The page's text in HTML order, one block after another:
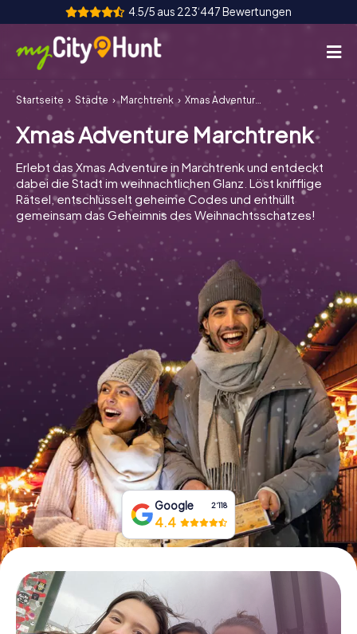
4.5/5 aus 223‘447 Bewertungen
So funktioniert's
Städte
Touren
Teamevent
Tickets
INT CH
ES
UK
IT
Tickets buchen
Gutscheine bestellen
Startseite Städte Marchtrenk Xmas Adventure Marchtrenk
Xmas Adventure Marchtrenk
Erlebt das Xmas Adventure in Marchtrenk und entdeckt
dabei die Stadt im weihnachtlichen Glanz. Löst knifflige
Rätsel, entschlüsselt geheime Codes und enthüllt
gemeinsam das Geheimnis des Weihnachtsschatzes!
Google 2‘118
4.4